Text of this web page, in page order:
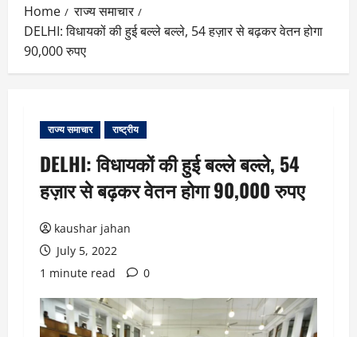
Home
राज्य समाचार
DELHI: विधायकों की हुई बल्ले बल्ले, 54 हज़ार से बढ़कर वेतन होगा
90,000 रुपए
राज्य समाचार राष्ट्रीय
DELHI: विधायकों की हुई बल्ले बल्ले, 54
हज़ार से बढ़कर वेतन होगा 90,000 रुपए
kaushar jahan
July 5, 2022
1 minute read
0